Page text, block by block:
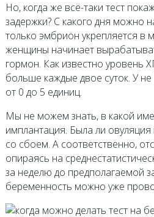
Но, когда же всё-таки тест
задержки? С какого дня можно
только эмбрион укрепляется в
женщины начинает
гормон. Как известно уровень
больше каждые двое суток. У
от 0 до 5 единиц.
Мы не можем знать, в какой
имплантация. Была ли
со сбоем. А соответственно,
опираясь на
за неделю до предполагаемой
беременность можно уже